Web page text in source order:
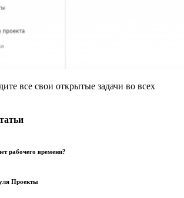
все свои открытые задачи во всех
рабочего времени?
Проекты